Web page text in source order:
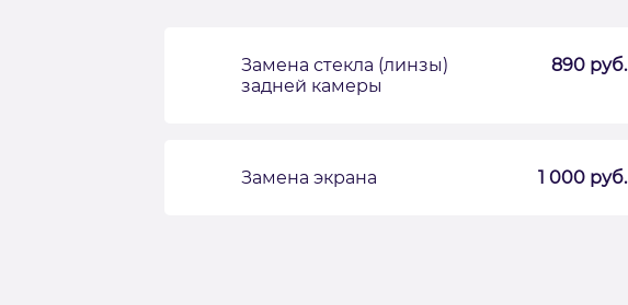
Замена стекла (линзы)
задней камеры
890 руб.
Замена экрана 1 000 руб.